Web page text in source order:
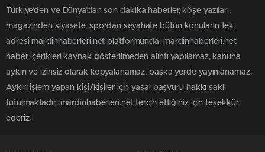
Türkiye'den ve Dünya’dan son dakika haberler, köşe yazıları,
magazinden siyasete, spordan seyahate bütün konuların tek
adresi mardinhaberleri.net platformunda; mardinhaberleri.net
haber içerikleri kaynak gösterilmeden alıntı yapılamaz, kanuna
aykırı ve izinsiz olarak kopyalanamaz, başka yerde yayınlanamaz.
Aykırı işlem yapan kişi/kişiler için yasal başvuru hakkı saklı
tutulmaktadır. mardinhaberleri.net tercih ettiğiniz için teşekkür
ederiz.